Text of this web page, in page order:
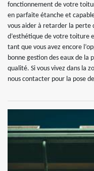
fonctionnement de votre
en parfaite étanche et
vous aider à retarder la perte
d’esthétique de votre toiture
tant que vous avez encore
bonne gestion des eaux de la
qualité. Si vous vivez dans la
nous contacter pour la pose